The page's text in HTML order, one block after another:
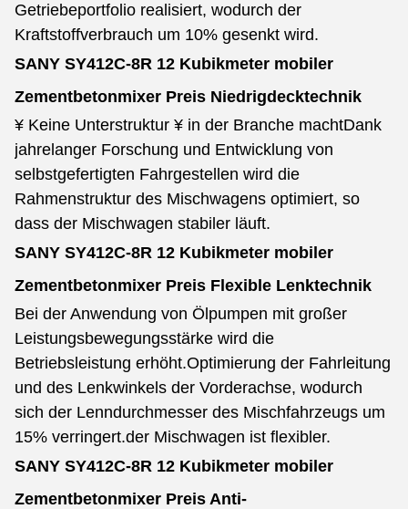
Getriebeportfolio realisiert, wodurch der
Kraftstoffverbrauch um 10% gesenkt wird.
SANY SY412C-8R 12 Kubikmeter mobiler
Zementbetonmixer Preis Niedrigdecktechnik
¥ Keine Unterstruktur ¥ in der Branche machtDank
jahrelanger Forschung und Entwicklung von
selbstgefertigten Fahrgestellen wird die
Rahmenstruktur des Mischwagens optimiert, so
dass der Mischwagen stabiler läuft.
SANY SY412C-8R 12 Kubikmeter mobiler
Zementbetonmixer Preis Flexible Lenktechnik
Bei der Anwendung von Ölpumpen mit großer
Leistungsbewegungsstärke wird die
Betriebsleistung erhöht.Optimierung der Fahrleitung
und des Lenkwinkels der Vorderachse, wodurch
sich der Lenndurchmesser des Mischfahrzeugs um
15% verringert.der Mischwagen ist flexibler.
SANY SY412C-8R 12 Kubikmeter mobiler
Zementbetonmixer Preis Anti-